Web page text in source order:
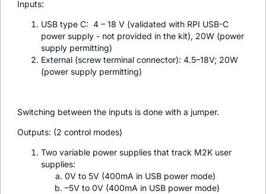
Inputs:
USB type C: 4 – 18 V (validated with RPI USB-C
power supply - not provided in the kit), 20W (power
supply permitting)
External (screw terminal connector): 4.5–18V; 20W
(power supply permitting)
Switching between the inputs is done with a jumper.
Outputs: (2 control modes)
Two variable power supplies that track M2K user
supplies:
0V to 5V (400mA in USB power mode)
–5V to 0V (400mA in USB power mode)